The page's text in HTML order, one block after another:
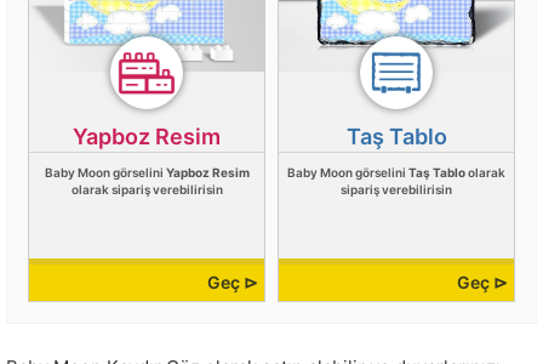
Yapboz Resim
Baby Moon görselini Yapboz Resim
olarak sipariş verebilirisin
Geç ⊳
Taş Tablo
Baby Moon görselini Taş Tabloolarak
sipariş verebilirisin
Geç ⊳